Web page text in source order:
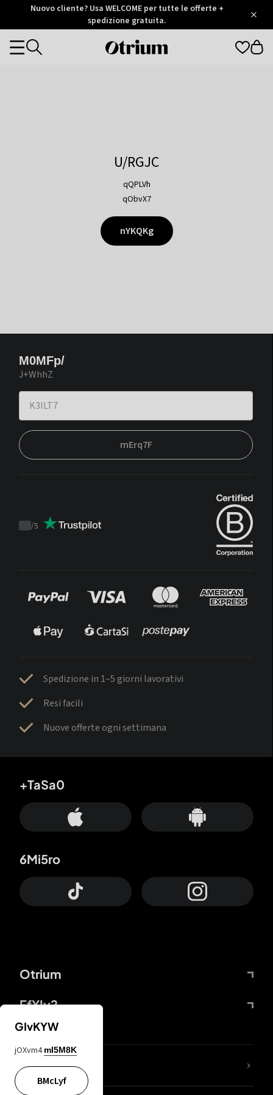
Otrium
Trustpilot
Nuovo cliente? Usa WELCOME per tutte le offerte +
spedizione gratuita.
Otrium
Categories
U/RGJC
qQPLVh
qObvX7
nYKQKg
M0MFp/
J+WhhZ
mErq7F
Trustpilot
/5
Spedizione in 1–5 giorni lavorativi
Resi facili
Nuove offerte ogni settimana
Otrium
FfYIy2
+TaSa0
6Mi5ro
Lj7sBL
GIvKYW
jOXvm4 mI5M8K
BMcLyf